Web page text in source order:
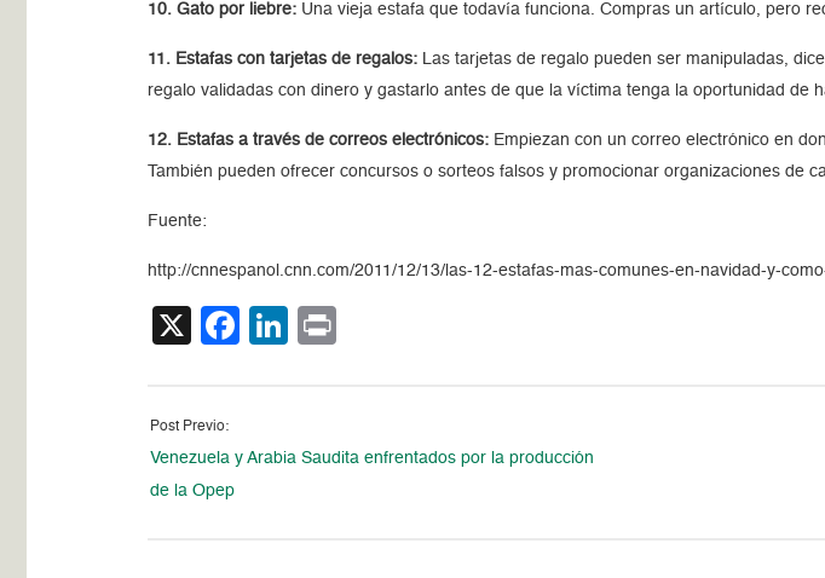
10. Gato por liebre: Una vieja estafa que todavía funciona. Compras un artículo, pero
11. Estafas con tarjetas de regalos: Las tarjetas de regalo pueden ser manipuladas,
regalo validadas con dinero y gastarlo antes de que la víctima tenga la oportunidad de
12. Estafas a través de correos electrónicos: Empiezan con un correo electrónico en
También pueden ofrecer concursos o sorteos falsos y promocionar organizaciones de
Fuente:
http://cnnespanol.cnn.com/2011/12/13/las-12-estafas-mas-comunes-en-navidad-y-
X Facebook
LinkedIn
Post Previo:
Venezuela y Arabia Saudita enfrentados por la producción
de la Opep